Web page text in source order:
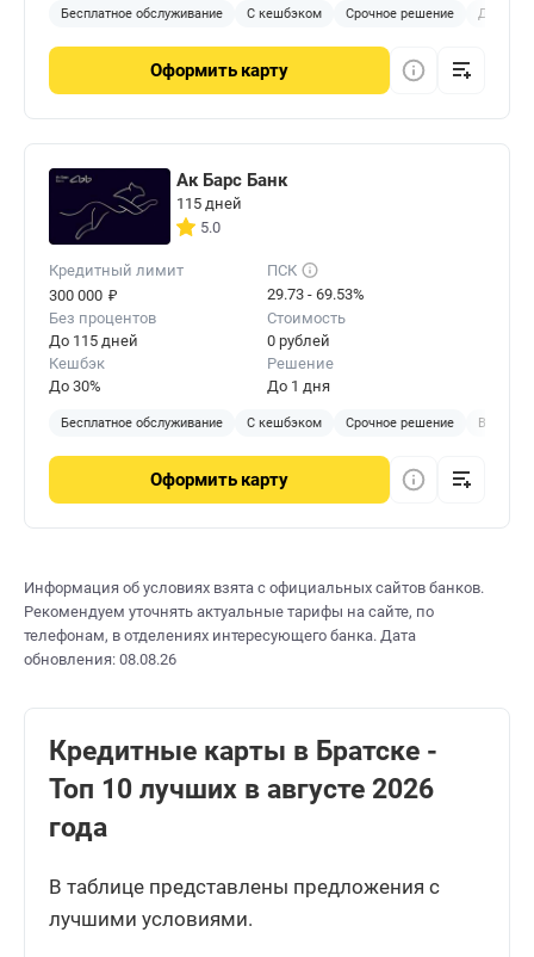
Бесплатное обслуживание С кешбэком Срочное решение
Оформить карту
Ак Барс Банк
115 дней
5.0
Кредитный лимит
300 000 ₽
ПСК
29.73 - 69.53%
Без процентов
До 115 дней
Стоимость
0 рублей
Кешбэк
До 30%
Решение
До 1 дня
Бесплатное обслуживание С кешбэком Срочное решение В
Оформить карту
Информация об условиях взята с официальных сайтов банков.
Рекомендуем уточнять актуальные тарифы на сайте, по
телефонам, в отделениях интересующего банка. Дата
обновления: 08.08.26
Кредитные карты в Братске -
Топ 10 лучших в августе 2026
года
В таблице представлены предложения с
лучшими условиями.